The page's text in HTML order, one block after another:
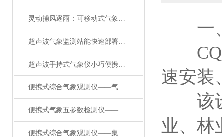
灵动捕风逐雨：可移动式气象观测仪器的硬核实力
超声波气象监测站能快速部署的智慧气象设备
超声波手持式气象仪小巧便携的“气象小能手”
便携式综合气象观测仪——气象数据宝库的应急移动式气象站2024已更新
便携式气象五参数检测仪——一款集多项气象要素于一体的便携式手持气象站
便携式综合气象观测仪——集多项气象要素于一体的手持气象仪2024顺丰包邮
一
速安装
该设
业、林